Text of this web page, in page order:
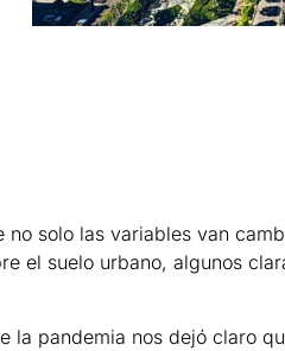
solo las variables van
el suelo urbano, algunos
pandemia nos dejó claro